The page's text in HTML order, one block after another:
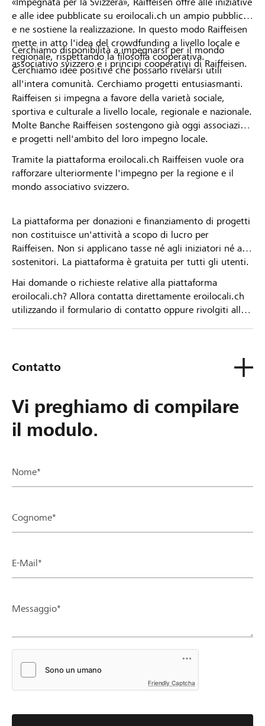
e alle idee pubblicate su eroilocali.ch un ampio pubblico
e ne sostiene la realizzazione. In questo modo Raiffeisen
mette in atto l'idea del crowdfunding a livello locale e
regionale, rispettando la filosofia cooperativa.
Cerchiamo idee positive che possano rivelarsi utili
all'intera comunità. Cerchiamo progetti entusiasmanti.
Cerchiamo disponibilità a impegnarsi per il mondo
associativo svizzero e i principi cooperativi di Raiffeisen.
Raiffeisen si impegna a favore della varietà sociale,
sportiva e culturale a livello locale, regionale e nazionale.
Molte Banche Raiffeisen sostengono già oggi associazioni
e progetti nell'ambito del loro impegno locale.
Tramite la piattaforma eroilocali.ch Raiffeisen vuole ora
rafforzare ulteriormente l'impegno per la regione e il
mondo associativo svizzero.
La piattaforma per donazioni e finanziamento di progetti
non costituisce un'attività a scopo di lucro per
Raiffeisen. Non si applicano tasse né agli iniziatori né ai
sostenitori. La piattaforma è gratuita per tutti gli utenti.
Hai domande o richieste relative alla piattaforma
eroilocali.ch? Allora contatta direttamente eroilocali.ch
utilizzando il formulario di contatto oppure rivolgiti alla
Contatto
Vi preghiamo di compilare
il modulo.
Nome*
Cognome*
E-Mail*
Messaggio*
Friendly Captcha